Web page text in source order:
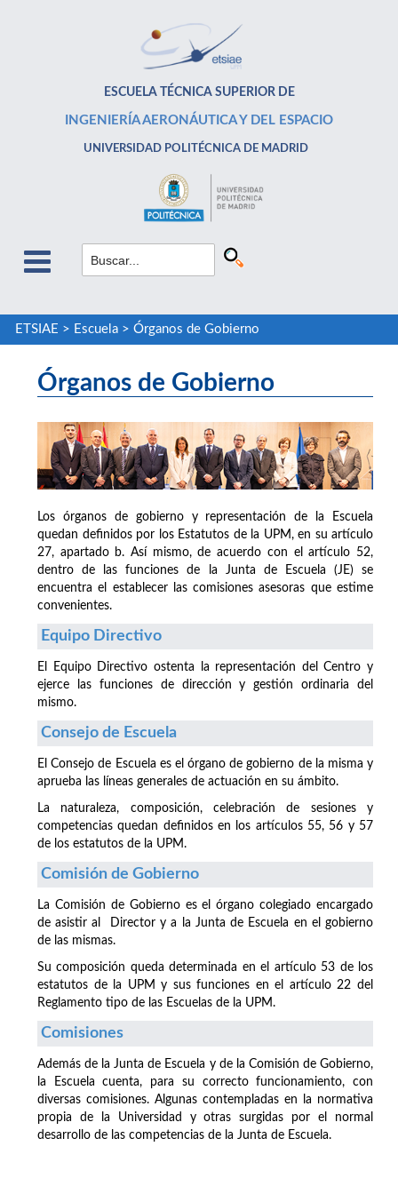
ESCUELA TÉCNICA SUPERIOR DE
INGENIERÍA AERONÁUTICA Y DEL ESPACIO
UNIVERSIDAD POLITÉCNICA DE MADRID
ETSIAE > Escuela> Órganos de Gobierno
Órganos de Gobierno
Los órganos de gobierno y representación de la Escuela
quedan definidos por los Estatutos de la UPM, en su artículo
27, apartado b. Así mismo, de acuerdo con el artículo 52,
dentro de las funciones de la Junta de Escuela (JE) se
encuentra el establecer las comisiones asesoras que estime
convenientes.
Equipo Directivo
El Equipo Directivo ostenta la representación del Centro y
ejerce las funciones de dirección y gestión ordinaria del
mismo.
Consejo de Escuela
El Consejo de Escuela es el órgano de gobierno de la misma y
aprueba las líneas generales de actuación en su ámbito.
La naturaleza, composición, celebración de sesiones y
competencias quedan definidos en los artículos 55, 56 y 57
de los estatutos de la UPM.
Comisión de Gobierno
La Comisión de Gobierno es el órgano colegiado encargado
de asistir al Director y a la Junta de Escuela en el gobierno
de las mismas.
Su composición queda determinada en el artículo 53 de los
estatutos de la UPM y sus funciones en el artículo 22 del
Reglamento tipo de las Escuelas de la UPM.
Comisiones
Además de la Junta de Escuela y de la Comisión de Gobierno,
la Escuela cuenta, para su correcto funcionamiento, con
diversas comisiones. Algunas contempladas en la normativa
propia de la Universidad y otras surgidas por el normal
desarrollo de las competencias de la Junta de Escuela.